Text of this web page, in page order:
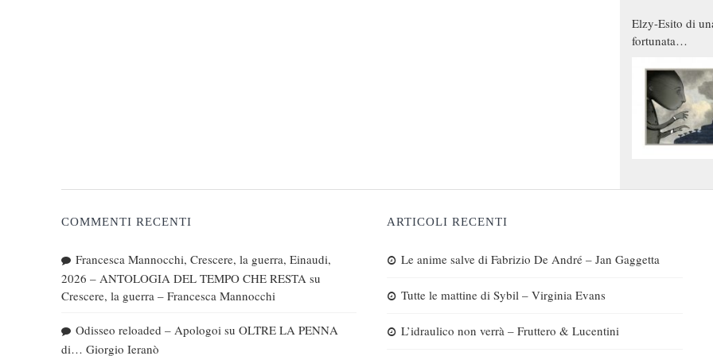
Elzy-Esito di
fortunata
COMMENTI RECENTI
Francesca Mannocchi, Crescere, la guerra, Einaudi,
2026 – ANTOLOGIA DEL TEMPO CHE RESTA su
Crescere, la guerra – Francesca Mannocchi
Odisseo reloaded – Apologoi su OLTRE LA PENNA
di… Giorgio Ieranò
ARTICOLI RECENTI
Le anime salve di Fabrizio De André – Jan Gaggetta
Tutte le mattine di Sybil – Virginia Evans
L’idraulico non verrà – Fruttero & Lucentini